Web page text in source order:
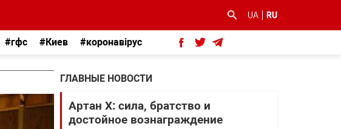
UA RU
#гфс #Киев #коронавірус
ГЛАВНЫЕ НОВОСТИ
Артан Х: сила, братство и
достойное вознаграждение